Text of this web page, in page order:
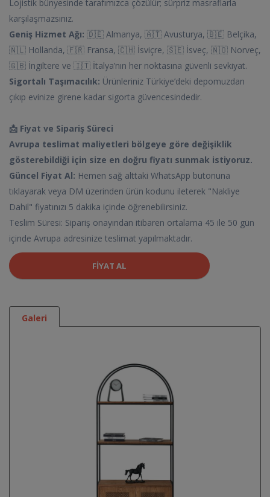
Lojistik bünyesinde tarafımızca çözülür; sürpriz masraflarla
karşılaşmazsınız.
Geniş Hizmet Ağı: 🇩🇪 Almanya, 🇦🇹 Avusturya, 🇧🇪 Belçika,
🇳🇱 Hollanda, 🇫🇷 Fransa, 🇨🇭 İsviçre, 🇸🇪 İsveç, 🇳🇴 Norveç,
🇬🇧 İngiltere ve 🇮🇹 İtalya’nın her noktasına güvenli sevkiyat.
Sigortalı Taşımacılık: Ürünleriniz Türkiye’deki depomuzdan
çıkıp evinize girene kadar sigorta güvencesindedir.
📩 Fiyat ve Sipariş Süreci
Avrupa teslimat maliyetleri bölgeye göre değişiklik
gösterebildiği için size en doğru fiyatı sunmak istiyoruz.
Güncel Fiyat Al: Hemen sağ alttaki WhatsApp butonuna
tıklayarak veya DM üzerinden ürün kodunu ileterek "Nakliye
Dahil" fiyatınızı 5 dakika içinde öğrenebilirsiniz.
Teslim Süresi: Sipariş onayından itibaren ortalama 45 ile 50 gün
içinde Avrupa adresinize teslimat yapılmaktadır.
FIYAT AL
Galeri